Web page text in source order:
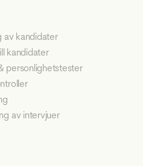
av kandidater
kandidater
personlighetstester
av intervjuer